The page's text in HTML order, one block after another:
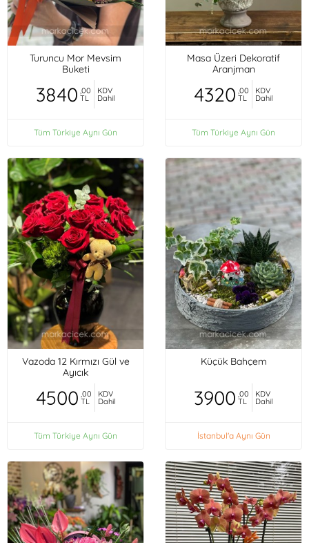
Turuncu Mor Mevsim
Buketi
3840 ,00
TL
KDV
Dahil
Tüm Türkiye Aynı Gün
Masa Üzeri Dekoratif
Aranjman
4320 ,00
TL
KDV
Dahil
Tüm Türkiye Aynı Gün
Vazoda 12 Kırmızı Gül ve
Ayıcık
4500 ,00
TL
KDV
Dahil
Tüm Türkiye Aynı Gün
Küçük Bahçem
3900 ,00
TL
KDV
Dahil
İstanbul'a Aynı Gün